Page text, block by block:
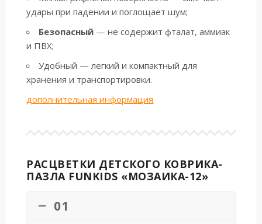
удары при падении и поглощает шум;
Безопасный — не содержит фталат, аммиак
и ПВХ;
Удобный — легкий и компактный для
хранения и транспортировки.
дополнительная информация
РАСЦВЕТКИ ДЕТСКОГО КОВРИКА-
ПАЗЛА FUNKIDS «МОЗАИКА-12»
01